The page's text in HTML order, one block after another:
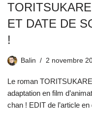
ET DATE DE
!
Balin 2 novembre
Le roman
adaptation en film
chan ! EDIT de l’article